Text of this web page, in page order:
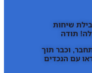
שיחות
וכבר תוך
הנכדים